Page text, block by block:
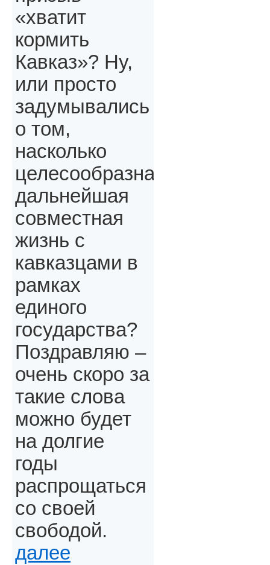
«хватит
кормить
Кавказ»? Ну,
или просто
задумывались
о том,
насколько
целесообразна
дальнейшая
совместная
жизнь с
кавказцами в
рамках
единого
государства?
Поздравляю –
очень скоро за
такие слова
можно будет
на долгие
годы
распрощаться
со своей
свободой.
далее